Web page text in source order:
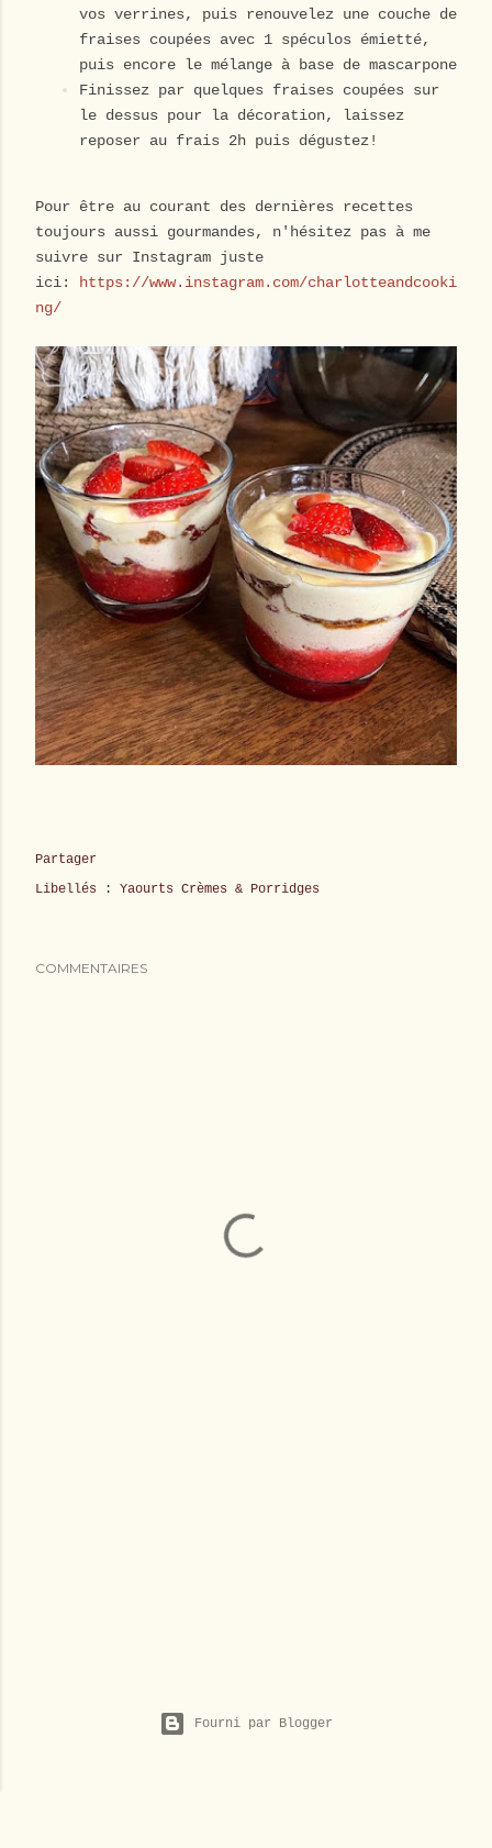
vos verrines, puis renouvelez une couche de
fraises coupées avec 1 spéculos émietté,
puis encore le mélange à base de mascarpone
Finissez par quelques fraises coupées sur
le dessus pour la décoration, laissez
reposer au frais 2h puis dégustez!
Pour être au courant des dernières recettes
toujours aussi gourmandes, n'hésitez pas à me
suivre sur Instagram juste
ici:
https://www.instagram.com/charlotteandcooki
ng/
Partager
Libellés :
Yaourts Crèmes & Porridges
COMMENTAIRES
Fourni par Blogger